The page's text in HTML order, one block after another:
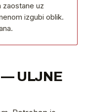
zaostane uz
izgubi oblik.
— ULJNE